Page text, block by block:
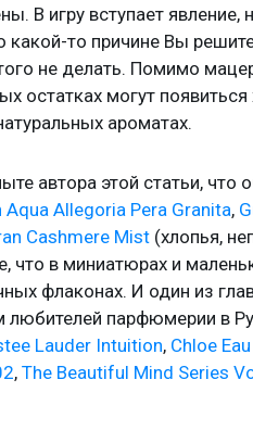
В игру вступает
какой-то причине Вы
не делать. Помимо
остатках могут
ароматах.
автора этой статьи, что
Aqua Allegoria Pera Granita,
Cashmere Mist (хлопья,
что в миниатюрах и
флаконах. И один из
парфюмерии в
Lauder Intuition, Chloe
, The Beautiful Mind Series